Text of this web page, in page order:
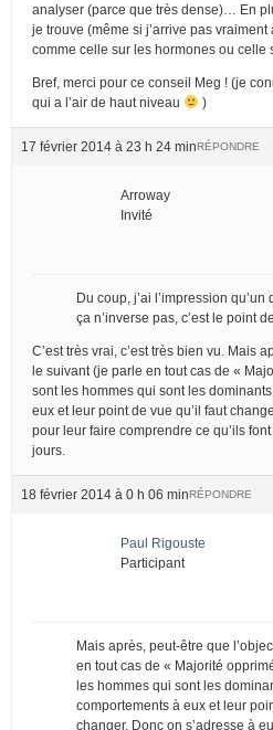
analyser (parce que très dense)… En
je trouve (même si j’arrive pas
comme celle sur les hormones ou celle
Bref, merci pour ce conseil Meg ! (je
qui a l’air de haut niveau
)
17 février 2014 à 23 h 24 minRÉPONDRE
Arroway
Invité
Du coup, j’ai l’impression
ça n’inverse pas, c’est le point
C’est très vrai, c’est très bien vu. Mais
le suivant (je parle en tout cas de «
sont les hommes qui sont les
eux et leur point de vue qu’il faut
pour leur faire comprendre ce qu’ils
jours.
18 février 2014 à 0 h 06 minRÉPONDRE
Paul Rigouste
Participant
Mais après, peut-être que
en tout cas de « Majorité
les hommes qui sont les
comportements à eux et leur
changer. Donc on s’adresse à